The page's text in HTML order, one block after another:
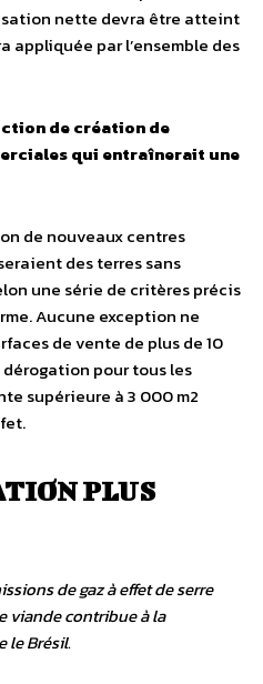
nette devra être atteint
appliquée par l’ensemble des
de création de
qui entraînerait une
de nouveaux centres
des terres sans
une série de critères précis
Aucune exception ne
de vente de plus de 10
pour tous les
supérieure à 3 000 m2
PLUS
de gaz à effet de serre
viande contribue à la
le Brésil.